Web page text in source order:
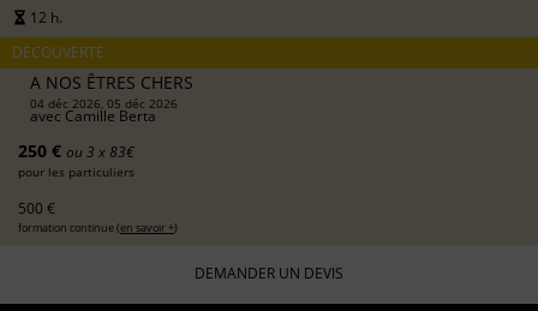
12 h.
DÉCOUVERTE
A NOS ÊTRES CHERS
04 déc 2026, 05 déc 2026
avec Camille Berta
250 € ou 3 x 83€
pour les particuliers
500 €
formation continue (en savoir +)
DEMANDER UN DEVIS